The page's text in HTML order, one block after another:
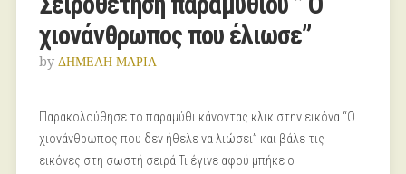
χιονάνθρωπος που έλιωσε”
by ΔΗΜΕΛΗ ΜΑΡΙΑ
Παρακολούθησε το παραμύθι κάνοντας κλικ στην εικόνα “Ο
χιονάνθρωπος που δεν ήθελε να λιώσει” και βάλε τις
εικόνες στη σωστή σειρά Τι έγινε αφού μπήκε ο